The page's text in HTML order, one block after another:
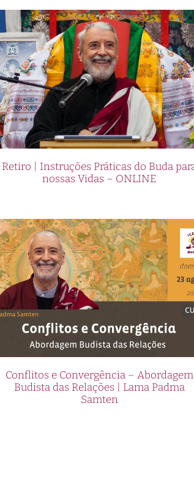
Retiro | Instruções Práticas do Buda
nossas Vidas – ONLINE
Conflitos e Convergência – Abordagem
Budista das Relações | Lama Padma
Samten